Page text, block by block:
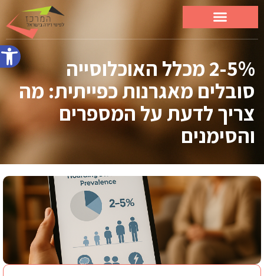
פתח
2-5% מכלל האוכלוסייה
סובלים מאגרנות כפייתית: מה
צריך לדעת על המספרים
והסימנים